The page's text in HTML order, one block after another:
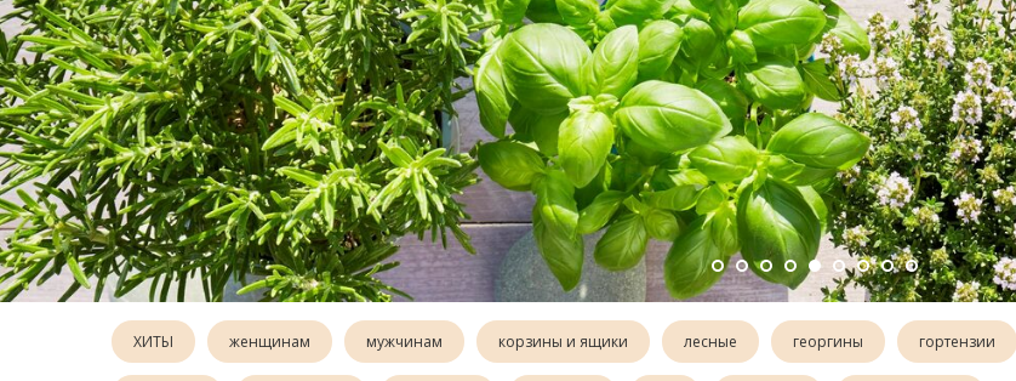
для женщины
ХИТЫ женщинам мужчинам корзины и ящики лесные георгины гортензии